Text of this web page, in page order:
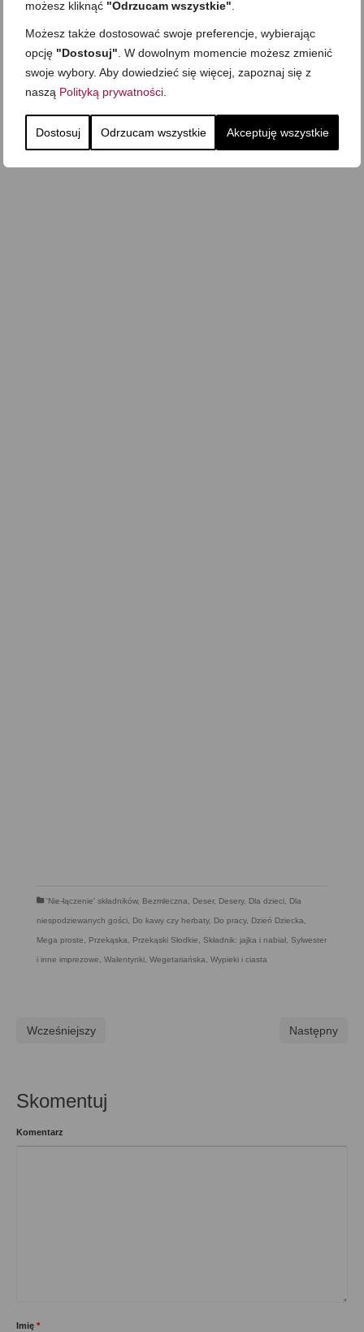
możesz kliknąć "Odrzucam wszystkie"
Możesz także dostosować swoje preferencje, wybierając
opcję "Dostosuj" . W dowolnym momencie możesz zmienić
swoje wybory. Aby dowiedzieć się więcej, zapoznaj się z
naszą Polityką prywatności
Dostosuj Odrzucam wszystkie Akceptuję wszystkie
'Nie-łączenie' składników, Bezmleczna Deser, Desery, Dla dzieci Dla
niespodziewanych gości Do kawy czy herbaty, Do pracy, Dzień Dziecka
Mega proste Przekąska Przekąski Słodkie Składnik: jajka i nabiał Sylwester
i inne imprezowe Walentynki Wegetariańska Wypieki i ciasta
Wcześniejszy Następny
Skomentuj
Komentarz
Imię *